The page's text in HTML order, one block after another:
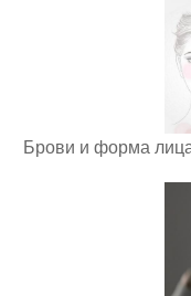
Брови и форма